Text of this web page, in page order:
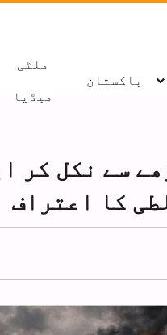
پاکستان
ملٹی
میڈیا
سے نکل کر
کا اعتراف